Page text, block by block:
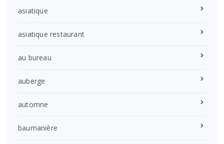
asiatique
asiatique restaurant
au bureau
auberge
automne
baumanière